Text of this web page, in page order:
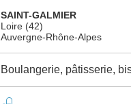
SAINT-GALMIER
Loire (42)
Auvergne-Rhône-Alpes
Boulangerie, pâtisserie,